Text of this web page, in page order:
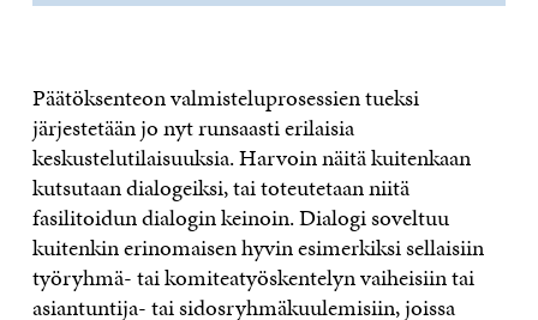
Päätöksenteon valmisteluprosessien tueksi
järjestetään jo nyt runsaasti erilaisia
keskustelutilaisuuksia. Harvoin näitä kuitenkaan
kutsutaan dialogeiksi, tai toteutetaan niitä
fasilitoidun dialogin keinoin. Dialogi soveltuu
kuitenkin erinomaisen hyvin esimerkiksi sellaisiin
työryhmä- tai komiteatyöskentelyn vaiheisiin tai
asiantuntija- tai sidosryhmäkuulemisiin, joissa